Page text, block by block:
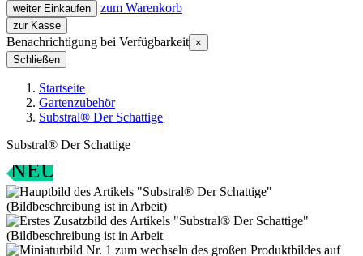
weiter Einkaufen
zum Warenkorb
zur Kasse
Benachrichtigung bei Verfügbarkeit ×
Schließen
Startseite
Gartenzubehör
Substral® Der Schattige
Substral® Der Schattige
NEU